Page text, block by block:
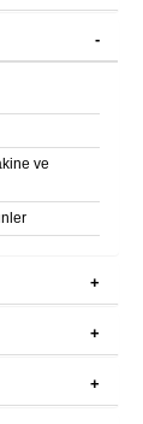
-
ve
+
+
+